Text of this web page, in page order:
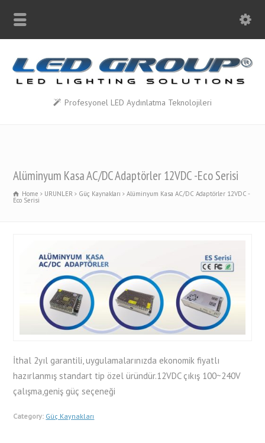
Profesyonel LED Aydınlatma Teknolojileri
Alüminyum Kasa AC/DC Adaptörler 12VDC -Eco Serisi
Home URUNLER Güç Kaynakları Alüminyum Kasa AC/DC Adaptörler 12VDC -
Eco Serisi
İthal 2yıl garantili, uygulamalarınızda ekonomik fiyatlı
hazırlanmış standart tip özel üründür.12VDC çıkış 100~240V
çalışma,geniş güç seçeneği
Category: Güç Kaynakları